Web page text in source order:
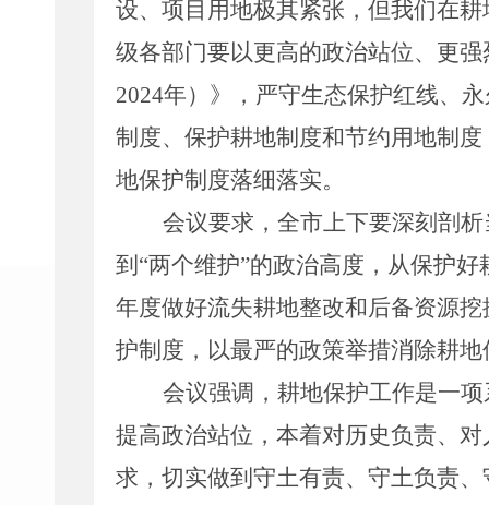
设、项目用地极其紧张，但我们在
级各部门要以更高的政治站位、更
2024年）》，严守生态保护红线、
制度、保护耕地制度和节约用地制
地保护制度落细落实。
会议要求，全市上下要深刻剖
到“两个维护”的政治高度，从保护
年度做好流失耕地整改和后备资源
护制度，以最严的政策举措消除耕
会议强调，耕地保护工作是一
提高政治站位，本着对历史负责、
求，切实做到守土有责、守土负责